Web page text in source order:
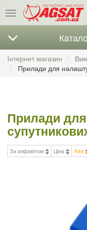
Меню
Інтернет магазин
Прилади для
Прилади
За алфавітом Ціна Хіти